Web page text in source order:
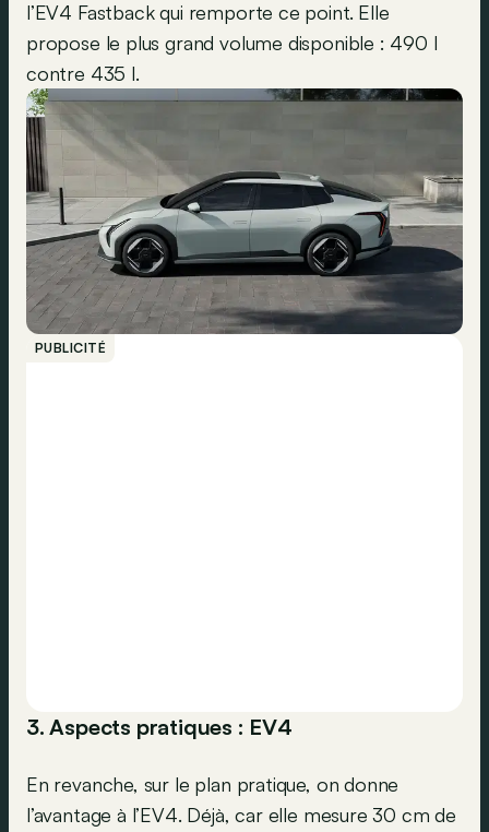
l’EV4 Fastback qui remporte ce point. Elle
propose le plus grand volume disponible : 490 l
contre 435 l.
PUBLICITÉ
3. Aspects pratiques : EV4
En revanche, sur le plan pratique, on donne
l’avantage à l’EV4. Déjà, car elle mesure 30 cm de